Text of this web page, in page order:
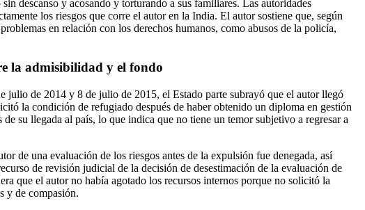
descanso y acosando y torturando a sus familiares. Las autoridades
los riesgos que corre el autor en la India. El autor sostiene que, según
en relación con los derechos humanos, como abusos de la policía,
la admisibilidad y el fondo
julio de 2014 y 8 de julio de 2015, el Estado parte subrayó que el autor llegó
la condición de refugiado después de haber obtenido un diploma en gestión
su llegada al país, lo que indica que no tiene un temor subjetivo a regresar a
de una evaluación de los riesgos antes de la expulsión fue denegada, así
de revisión judicial de la decisión de desestimación de la evaluación de
que el autor no había agotado los recursos internos porque no solicitó la
y de compasión.